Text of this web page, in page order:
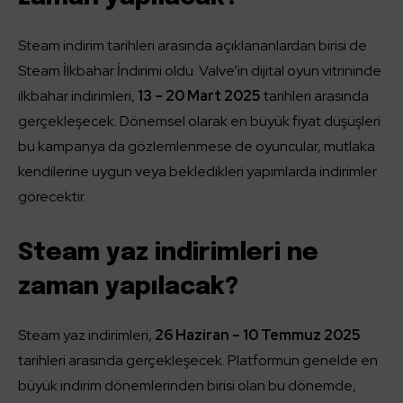
Steam indirim tarihleri arasında açıklananlardan birisi de
Steam İlkbahar İndirimi oldu. Valve’in dijital oyun vitrininde
ilkbahar indirimleri, 13 – 20 Mart 2025tarihleri arasında
gerçekleşecek. Dönemsel olarak en büyük fiyat düşüşleri
bu kampanya da gözlemlenmese de oyuncular, mutlaka
kendilerine uygun veya bekledikleri yapımlarda indirimler
görecektir.
Steam yaz indirimleri ne
zaman yapılacak?
Steam yaz indirimleri, 26 Haziran – 10 Temmuz 2025
tarihleri arasında gerçekleşecek. Platformun genelde en
büyük indirim dönemlerinden birisi olan bu dönemde,